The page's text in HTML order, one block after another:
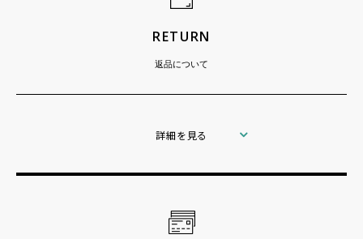
RETURN
返品について
詳細を見る